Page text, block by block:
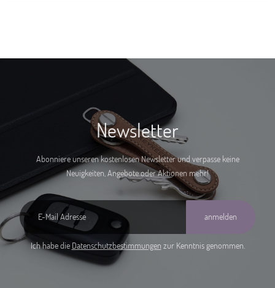
Newsletter
Abonniere unseren kostenlosen Newsletter und verpasse keine
Neuigkeiten, Angebote oder Aktionen mehr!
anmelden
Ich habe die Datenschutzbestimmungen zur Kenntnis genommen.